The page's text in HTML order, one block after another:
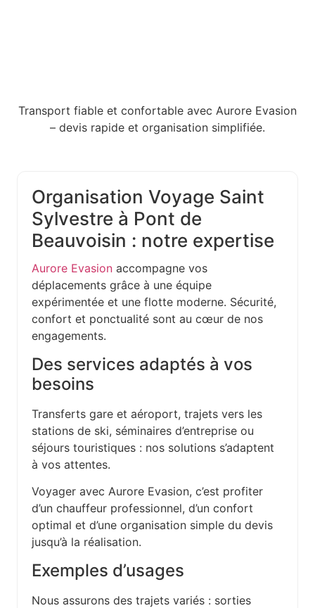
Transport fiable et confortable avec Aurore Evasion
– devis rapide et organisation simplifiée.
Organisation Voyage Saint
Sylvestre à Pont de
Beauvoisin : notre expertise
Aurore Evasion accompagne vos
déplacements grâce à une équipe
expérimentée et une flotte moderne. Sécurité,
confort et ponctualité sont au cœur de nos
engagements.
Des services adaptés à vos
besoins
Transferts gare et aéroport, trajets vers les
stations de ski, séminaires d’entreprise ou
séjours touristiques : nos solutions s’adaptent
à vos attentes.
Voyager avec Aurore Evasion, c’est profiter
d’un chauffeur professionnel, d’un confort
optimal et d’une organisation simple du devis
jusqu’à la réalisation.
Exemples d’usages
Nous assurons des trajets variés : sorties